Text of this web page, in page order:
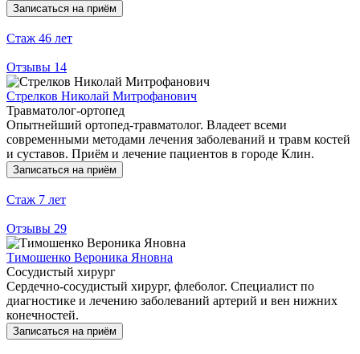
Записаться на приём
Стаж 46 лет
Отзывы 14
Стрелков Николай Митрофанович
Травматолог-ортопед
Опытнейший ортопед-травматолог. Владеет всеми
современными методами лечения заболеваний и травм костей
и суставов. Приём и лечение пациентов в городе Клин.
Записаться на приём
Стаж 7 лет
Отзывы 29
Тимошенко Вероника Яновна
Сосудистый хирург
Сердечно-сосудистый хирург, флеболог. Специалист по
диагностике и лечению заболеваний артерий и вен нижних
конечностей.
Записаться на приём